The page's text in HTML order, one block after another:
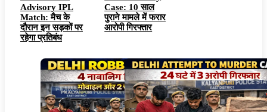
Advisory IPL
Match: मैच के
दौरान इन सड़कों पर
रहेगा प्रतिबंध
Case: 10 साल
पुराने मामले में फरार
आरोपी गिरफ्तार